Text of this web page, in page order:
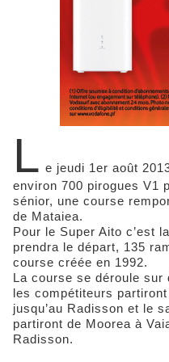
L e jeudi 1er août
environ 700 pirogues V1
sénior, une course
de Mataiea.
Pour le Super Aito c’est
prendra le départ, 135
course créée en 1992.
La course se déroule sur
les compétiteurs
jusqu’au Radisson et le
partiront de Moorea à
Radisson.